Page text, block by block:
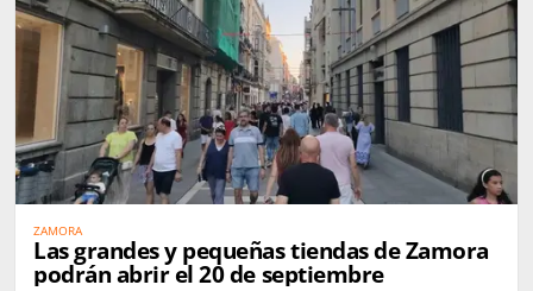
ZAMORA
Las grandes y pequeñas tiendas de Zamora
podrán abrir el 20 de septiembre